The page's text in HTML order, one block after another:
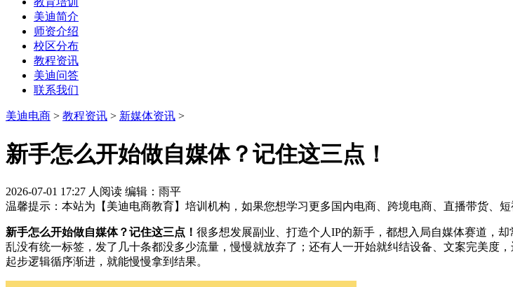
美迪简介
师资介绍
校区分布
教程资讯
美迪问答
联系我们
美迪电商 > 教程资讯 > 新媒体资讯 >
新手怎么开始做自媒体？记住这三点！
2026-07-01 17:27 人阅读 编辑：雨平
温馨提示：本站为【美迪电商教育】培训机构，如果您想学习更多国内电商、跨境电商、直播带货、
新手怎么开始做自媒体？记住这三点！ 很多想发展副业、打造个人IP的新手，都想入局自媒体赛道，
乱没有统一标签，发了几十条都没多少流量，慢慢就放弃了；还有人一开始就纠结设备、文案完美度
起步逻辑循序渐进，就能慢慢拿到结果。